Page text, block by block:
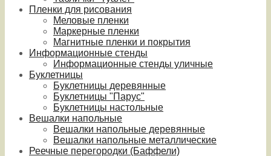
Пленки для рисования
Меловые пленки
Маркерные пленки
Магнитные пленки и покрытия
Информационные стенды
Информационные стенды уличные
Буклетницы
Буклетницы деревянные
Буклетницы "Парус"
Буклетницы настольные
Вешалки напольные
Вешалки напольные деревянные
Вешалки напольные металлические
Реечные перегородки (Баффели)